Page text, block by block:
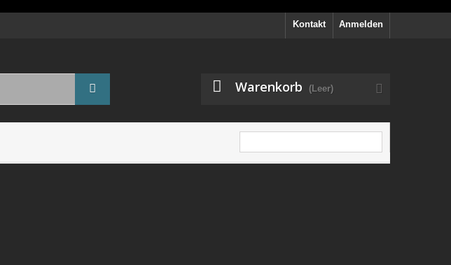
Anmelden
Kontakt
Warenkorb (Leer)